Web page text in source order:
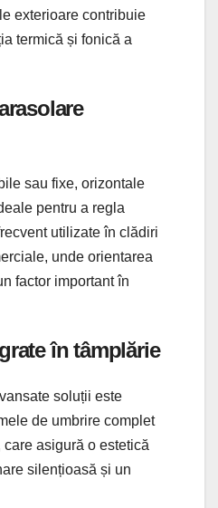
exterioare contribuie
termică și fonică a
sau fixe, orizontale
pentru a regla
utilizate în clădiri
unde orientarea
factor important în
în tâmplărie
soluții este
de umbrire complet
asigură o estetică
silențioasă și un